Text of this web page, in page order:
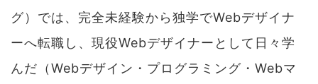
グ）では、完全未経験から独学でWebデザイナ
ーへ転職し、現役Webデザイナーとして日々学
んだ（Webデザイン・プログラミング・Webマ